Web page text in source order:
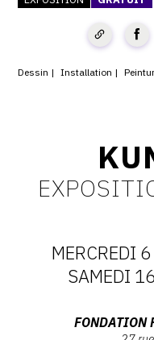
À
Dessin Installation
MERCREDI
SAMEDI
AdresseFONDATION